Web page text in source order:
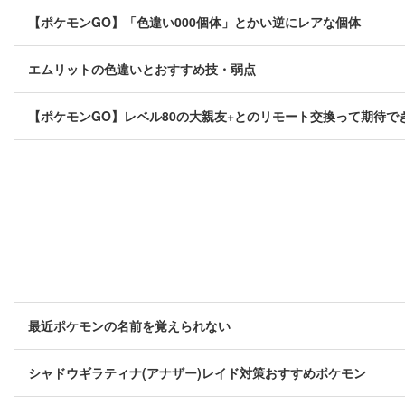
【ポケモンGO】「色違い000個体」とかい逆にレアな個体
エムリットの色違いとおすすめ技・弱点
【ポケモンGO】レベル80の大親友+とのリモート交換って期待で
最近ポケモンの名前を覚えられない
シャドウギラティナ(アナザー)レイド対策おすすめポケモン